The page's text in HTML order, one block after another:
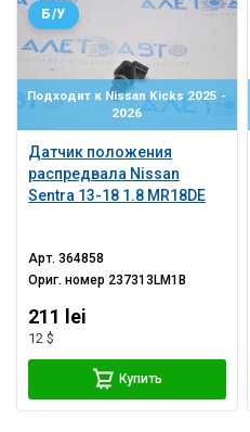
Подходит к Nissan Kicks 2025 -
2026
Датчик положения
распредвала Nissan
Sentra 13-18 1.8 MR18DE
Б/У
Арт.364858
Ориг. номер 237313LM1B
211 lei
12 $
Купить